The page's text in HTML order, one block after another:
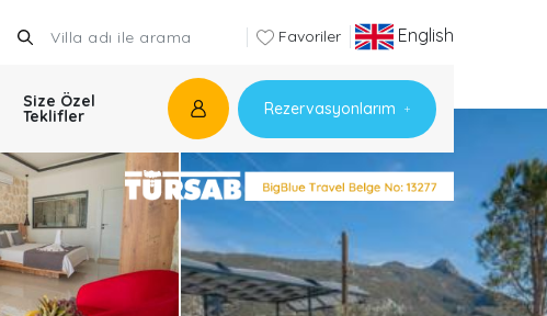
Favoriler English
Size Özel
Teklifler Rezervasyonlarım